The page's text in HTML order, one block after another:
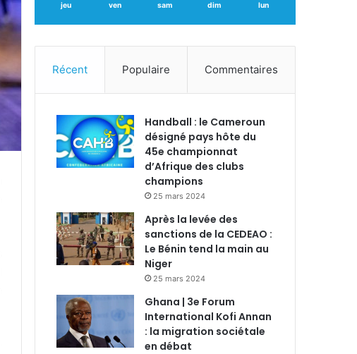
jeu ven sam dim lun
Récent Populaire Commentaires
Handball : le Cameroun
désigné pays hôte du
45e championnat
d’Afrique des clubs
champions
25 mars 2024
Après la levée des
sanctions de la CEDEAO :
Le Bénin tend la main au
Niger
25 mars 2024
Ghana | 3e Forum
International Kofi Annan
: la migration sociétale
en débat